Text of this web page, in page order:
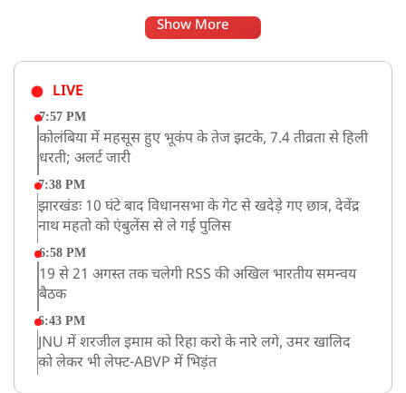
Show More
LIVE
7:57 PM
कोलंबिया में महसूस हुए भूकंप के तेज झटके, 7.4 तीव्रता से हिली
धरती; अलर्ट जारी
7:38 PM
झारखंडः 10 घंटे बाद विधानसभा के गेट से खदेड़े गए छात्र, देवेंद्र
नाथ महतो को एंबुलेंस से ले गई पुलिस
6:58 PM
19 से 21 अगस्त तक चलेगी RSS की अखिल भारतीय समन्वय
बैठक
6:43 PM
JNU में शरजील इमाम को रिहा करो के नारे लगे, उमर खालिद
को लेकर भी लेफ्ट-ABVP में भिड़ंत